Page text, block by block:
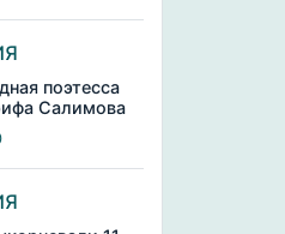
поэтесса
Салимова